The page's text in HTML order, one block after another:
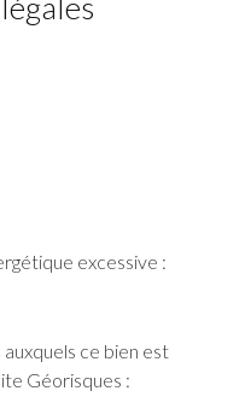
excessive :
ce bien est
Géorisques :